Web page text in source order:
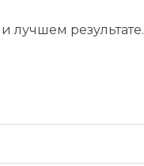
лучшем результате.